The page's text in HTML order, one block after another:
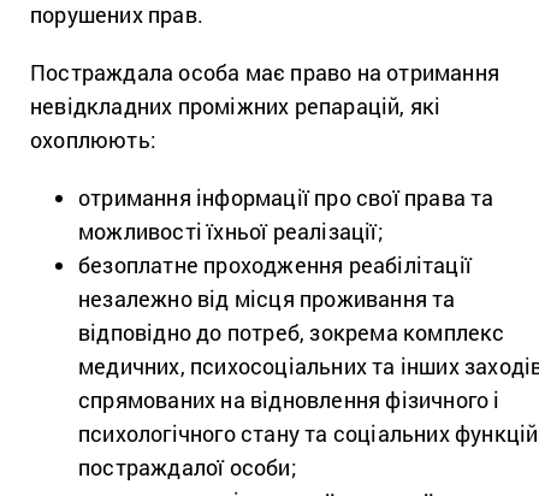
порушених прав.
Постраждала особа має право на отримання
невідкладних проміжних репарацій, які
охоплюють:
отримання інформації про свої права та
можливості їхньої реалізації;
безоплатне проходження реабілітації
незалежно від місця проживання та
відповідно до потреб, зокрема комплекс
медичних, психосоціальних та інших
спрямованих на відновлення фізичного і
психологічного стану та соціальних функцій
постраждалої особи;